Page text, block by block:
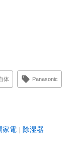
体 Panasonic
家電 除湿器